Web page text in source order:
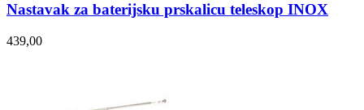
Nastavak za baterijsku prskalicu teleskop INOX
439,00